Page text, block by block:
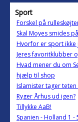
Sport
Forskel på
Skal Moyes smides
Hvorfor er sport ikke
Jeres favoritklubber
Hvad mener du om
hjælp til shop
Islamister tager
Ryger Århus ud igen?
Tillykke AaB!
Spanien - Holland 1 -